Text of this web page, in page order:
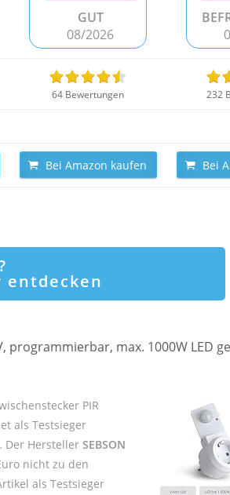
GUT
08/2026
64 Bewertungen 232
Bei Amazon kaufen Bei
entdecken
programmierbar, max. 1000W LED
PIR
als Testsieger
. Der Hersteller SEBSON
nicht zu den
als Testsieger